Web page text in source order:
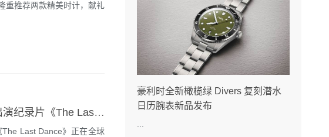
重推荐两款精美时计，献礼
致敬传奇 与王者共舞 迈克尔·乔丹佩戴罗杰杜彼腕表出演纪录片《The Last Dance》
Last Dance》正在全球
豪利时全新橄榄绿 Divers 复刻潜水
日历腕表新品发布